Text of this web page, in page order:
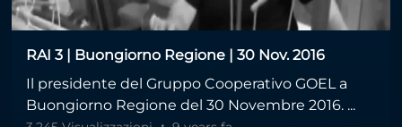
RAI 3 | Buongiorno Regione | 30 Nov. 2016
Il presidente del Gruppo Cooperativo GOEL a
Buongiorno Regione del 30 Novembre 2016. ...